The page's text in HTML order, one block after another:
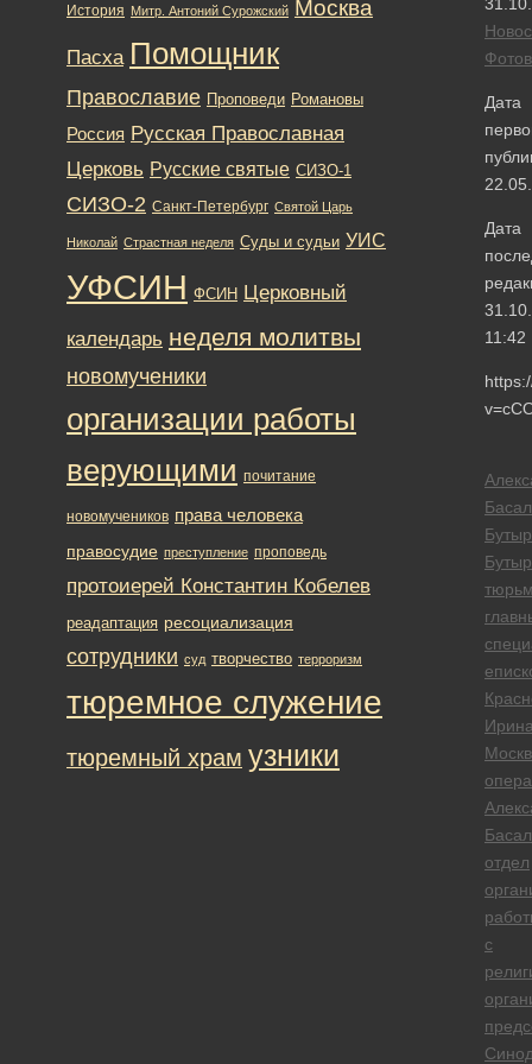
Дата
Дата
11:42
отдел
с
История Митр. Антоний Сурожский Москва
Пасха Помощник
Православие Проповеди Романовы
Россия Русская Православная
Церковь Русские святые СИЗО-1
СИЗО-2 Санкт-Петербург Святой Царь
Николай Страстная неделя Суды и судьи УИС
УФСИН ФСИН Церковный
календарь неделя молитвы
новомученики
организации работы
верующими почитание
новомучеников права человека
правосудие преступление проповедь
протоиерей Константин Кобелев
реадаптация ресоциализация
сотрудники суд творчество терроризм
тюремное служение
тюремный храм узники